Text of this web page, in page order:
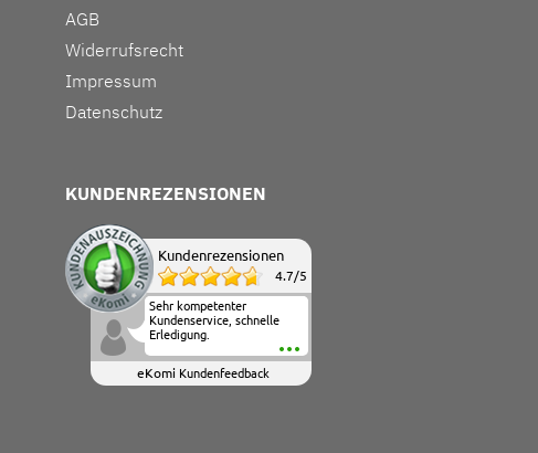
AGB
Widerrufsrecht
Impressum
Datenschutz
KUNDENREZENSIONEN
Kundenrezensionen
4.7/5
Sehr kompetenter
Kundenservice, schnelle
Erledigung.
eKomi Kundenfeedback